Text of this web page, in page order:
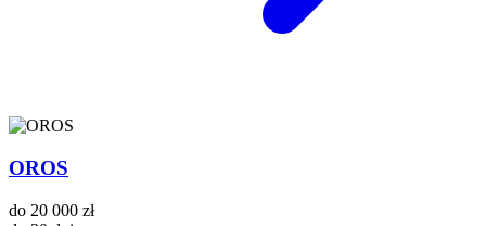
OROS
do 20 000 zł